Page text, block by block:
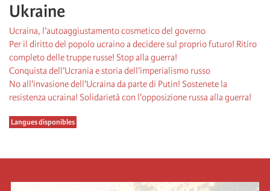
Ukraine
Ucraina, l’autoaggiustamento cosmetico del governo
Per il diritto del popolo ucraino a decidere sul proprio futuro! Ritiro
completo delle truppe russe! Stop alla guerra!
Conquista dell’Ucrania e storia dell’imperialismo russo
No all'invasione dell'Ucraina da parte di Putin! Sostenete la
resistenza ucraina! Solidarietà con l'opposizione russa alla guerra!
Langues disponibles